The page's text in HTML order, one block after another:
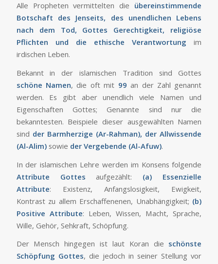
Alle Propheten vermittelten die übereinstimmende
Botschaft des Jenseits, des unendlichen Lebens
nach dem Tod, Gottes Gerechtigkeit, religiöse
Pflichten und die ethische Verantwortung im
irdischen Leben.
Bekannt in der islamischen Tradition sind Gottes
schöne Namen, die oft mit 99 an der Zahl genannt
werden. Es gibt aber unendlich viele Namen und
Eigenschaften Gottes; Genannte sind nur die
bekanntesten. Beispiele dieser ausgewählten Namen
sind der Barmherzige (Ar-Rahman), der Allwissende
(Al-Alim)sowie der Vergebende (Al-Afuw).
In der islamischen Lehre werden im Konsens folgende
Attribute Gottes aufgezählt: (a)
Essenzielle
Attribute: Existenz, Anfangslosigkeit, Ewigkeit,
Kontrast zu allem Erschaffenenen, Unabhängigkeit; (b)
Positive Attribute: Leben, Wissen, Macht, Sprache,
Wille, Gehör, Sehkraft, Schöpfung.
Der Mensch hingegen ist laut Koran die schönste
Schöpfung Gottes, die jedoch in seiner Stellung vor